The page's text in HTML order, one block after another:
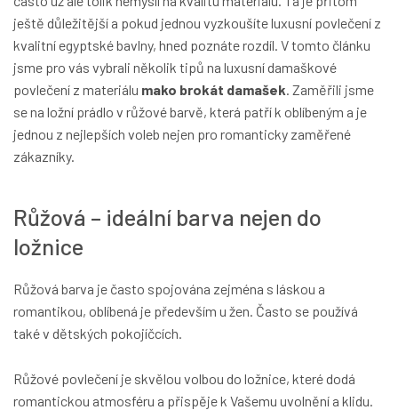
ještě důležitější a pokud jednou vyzkoušíte luxusní povlečení z
kvalitní egyptské bavlny, hned poznáte rozdíl. V tomto článku
jsme pro vás vybrali několik tipů na luxusní damaškové
povlečení z materiálu mako brokát damašek. Zaměřili jsme
se na ložní prádlo v růžové barvě, která patří k oblíbeným a je
jednou z nejlepších voleb nejen pro romanticky zaměřené
zákazníky.
Růžová – ideální barva nejen do
ložnice
Růžová barva je často spojována zejména s láskou a
romantikou, oblíbená je především u žen. Často se používá
také v dětských pokojíčcích.
Růžové povlečení je skvělou volbou do ložnice, které dodá
romantickou atmosféru a přispěje k Vašemu uvolnění a klidu.